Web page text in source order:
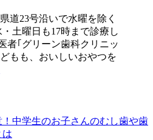
道23号沿いで水曜を除く
土曜日も17時まで診療し
者｢グリーン歯科クリニッ
もも、おいしいおやつを
中学生のお子さんのむし歯や歯
は